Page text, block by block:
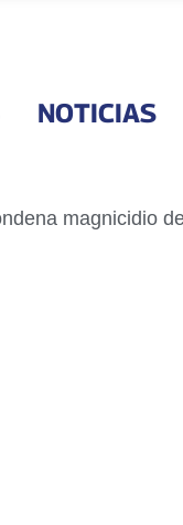
NOTICIAS